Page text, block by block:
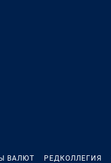
ВАЛЮТ РЕДКОЛЛЕГИЯ